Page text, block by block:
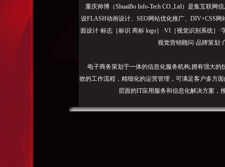
重庆帅博（ShuaiBo Info-Tech CO.,Ltd）是集互联网
设FLASH动画设计、SEO网站优化推广、DIV+CSS
面设计·标志［标识 商标 logo］·VI［视觉识别系统］·
视觉营销顾问·品牌策划
电子商务策划于一体的信息化服务机构,拥有强大的
效的工作流程，精细化的运营管理，可满足客户多方
层面的IT应用服务和信息化解决方案，